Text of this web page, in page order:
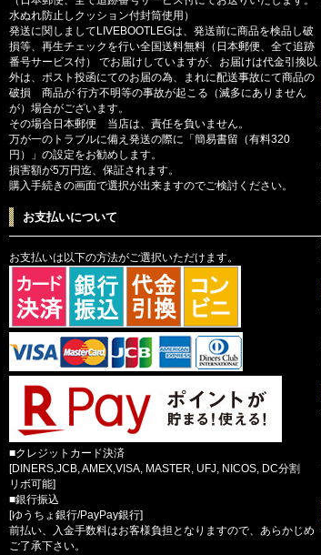
水ぬれ防止しクッション付封筒使用）
発送に関しましてLIVEBOOTLEGは、発送前に商品を検品し破
損等、再生チェックを行い全国送料無料（日本郵便、全て追跡
番号サービス付） でお届けしていますが、お届けは代金引換以
外は、ポスト投函にてのお届の為、まれに配送事故にて商品の
破損 商品が 行方不明等の事故が起こる（滅多にありません
が）場合がございます。
その場合日本郵便 当店は、責任を負いません。
万が一のトラブルに備え発送の際に「簡易書留（有料320
円）」の設定をお勧めします。
損害額が5万円迄、保証されます。
購入手続きの画面で選択が出来ますのでご検討ください。
お支払いについて
お支払いは以下の方法がご選択いただけます。
■クレジットカード決済
[DINERS,JCB, AMEX,VISA, MASTER, UFJ, NICOS, DC分割
リボ可能]
■銀行振込
[ゆうちょ銀行/PayPay銀行]
前払い、入金手数料はお客様負担となりますので、あらかじめ
ご了承下さい。